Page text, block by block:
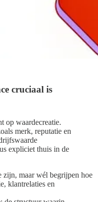
cruciaal is
op waardecreatie.
merk, reputatie en
expliciet thuis in de
zijn, maar wél begrijpen hoe
klantrelaties en